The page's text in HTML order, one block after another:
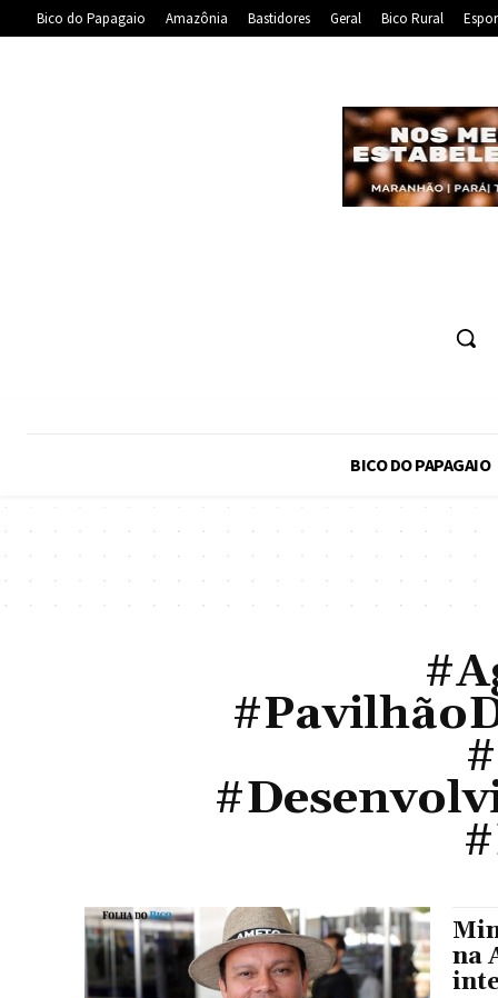
Bico do Papagaio Amazônia Bastidores Geral Bico Rural
BICO DO PAPAGAIO
na